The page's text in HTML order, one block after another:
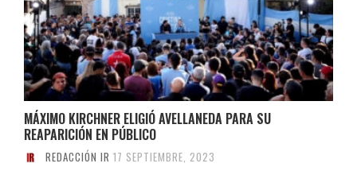
MÁXIMO KIRCHNER ELIGIÓ AVELLANEDA PARA SU
REAPARICIÓN EN PÚBLICO
REDACCIÓN IR 17 SEPTIEMBRE, 2023